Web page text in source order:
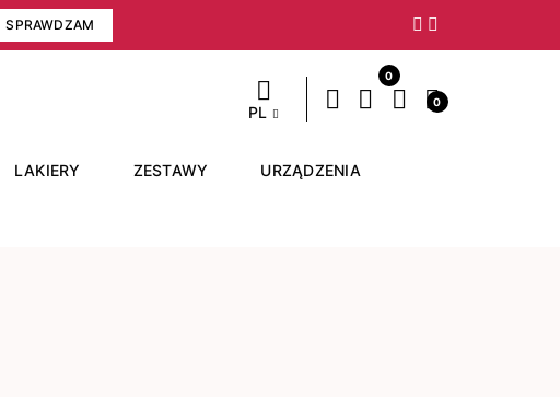
SPRAWDZAM Następny
PL
0
0
LAKIERY ZESTAWY URZĄDZENIA